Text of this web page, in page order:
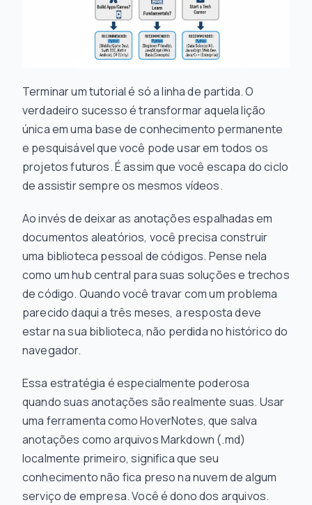
Terminar um tutorial é só a linha de partida. O
verdadeiro sucesso é transformar aquela lição
única em uma base de conhecimento permanente
e pesquisável que você pode usar em todos os
projetos futuros. É assim que você escapa do ciclo
de assistir sempre os mesmos vídeos.
Ao invés de deixar as anotações espalhadas em
documentos aleatórios, você precisa construir
uma biblioteca pessoal de códigos. Pense nela
como um hub central para suas soluções e trechos
de código. Quando você travar com um problema
parecido daqui a três meses, a resposta deve
estar na sua biblioteca, não perdida no histórico do
navegador.
Essa estratégia é especialmente poderosa
quando suas anotações são realmente suas. Usar
uma ferramenta como HoverNotes, que salva
anotações como arquivos Markdown (.md)
localmente primeiro, significa que seu
conhecimento não fica preso na nuvem de algum
serviço de empresa. Você é dono dos arquivos.